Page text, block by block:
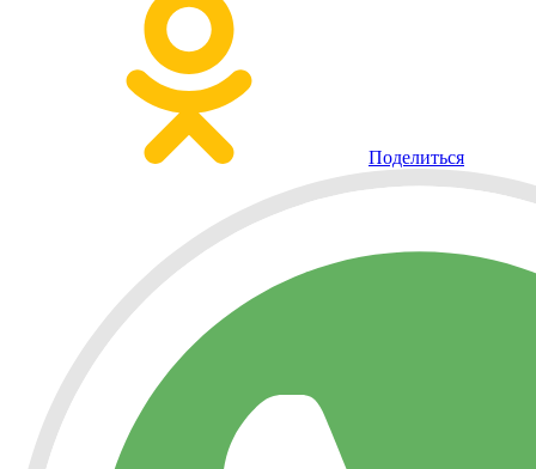
Поделиться